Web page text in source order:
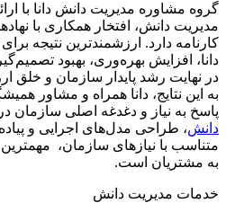
گروه مشاوره مدیریت دانش دانا با
مدیریت دانش، افتخار همکاری با
کارنامه دارد. ارزشمندترین نتیجه
دانا، افزایش بهره‌وری، بهبود
در نهایت رشد پایدار سازمان و خلق
به این نتایج، دانا همراه و مشاور
پاسخ به نیاز و دغدغه اصلی سازمان
دانش، طراحی مدل‌های اجرایی و
متناسب با نیازهای سازمان،
به مشتریان است.
خدمات مدیریت دانش